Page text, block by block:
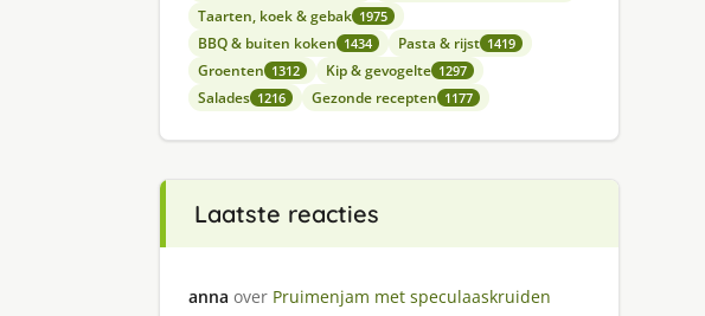
Taarten, koek & gebak 1975
BBQ & buiten koken 1434 Pasta & rijst 1419
Groenten 1312 Kip & gevogelte 1297
Salades 1216 Gezonde recepten 1177
Laatste reacties
anna over Pruimenjam met speculaaskruiden